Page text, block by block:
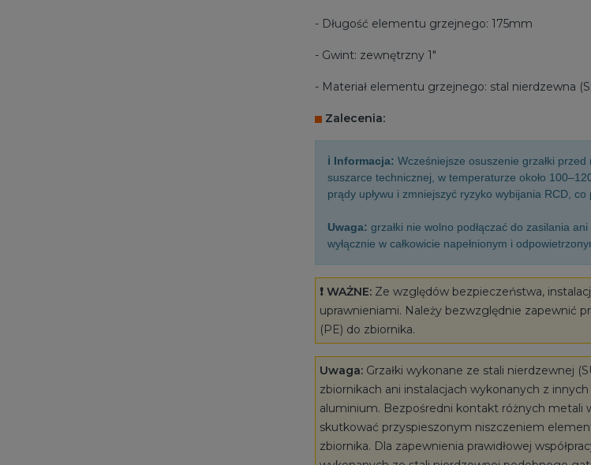
- Długość elementu grzejnego: 175mm
- Gwint: zewnętrzny 1"
- Materiał elementu grzejnego: stal nierdzewna
Zalecenia:
ℹ️ Informacja: Wcześniejsze osuszenie grzałki
suszarce technicznej, w temperaturze około
prądy upływu i zmniejszyć ryzyko wybijania RCD,
Uwaga: grzałki nie wolno podłączać do zasilania
wyłącznie w całkowicie napełnionym i
❗️ WAŻNE: Ze względów bezpieczeństwa,
uprawnieniami. Należy bezwzględnie zapewnić
(PE) do zbiornika.
Uwaga: Grzałki wykonane ze stali nierdzewnej
zbiornikach ani instalacjach wykonanych z
aluminium. Bezpośredni kontakt różnych metali
skutkować przyspieszonym niszczeniem
zbiornika. Dla zapewnienia prawidłowej